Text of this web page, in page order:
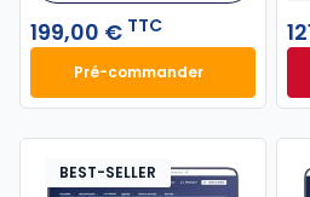
199,00 € TTC
Pré-commanderMémento Comptable
BEST-SELLER